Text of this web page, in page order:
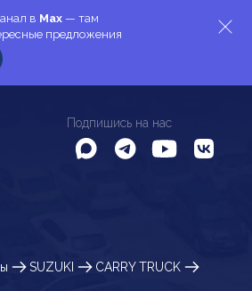
в Max — там
предложения
Подпишись на нас
SUZUKI
CARRY TRUCK